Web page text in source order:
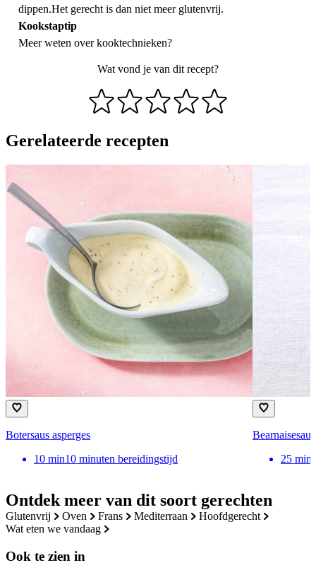
Ontdek meer van dit soort gerechten
glutenvrij oven frans mediterraan
hoofdgerecht
wat eten we vandaag
Ook te zien in
dippen.Het gerecht is dan niet meer glutenvrij.
Kookstaptip
Meer weten overkooktechnieken?
Wat vond je van dit recept?
Gerelateerde recepten
Botersaus asperges
10 min10 minuten bereidingstijd
Bearnaisesaus
25 min